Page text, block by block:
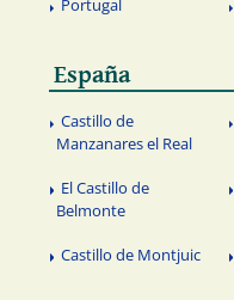
Portugal
España
Castillo de
Manzanares el Real
El Castillo de
Belmonte
Castillo de Montjuic